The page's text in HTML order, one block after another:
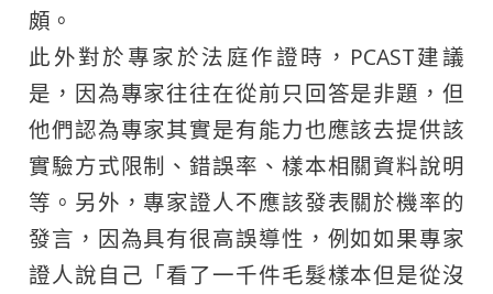
頗。
此外對於專家於法庭作證時，PCAST建議
是，因為專家往往在從前只回答是非題，但
他們認為專家其實是有能力也應該去提供該
實驗方式限制、錯誤率、樣本相關資料說明
等。另外，專家證人不應該發表關於機率的
發言，因為具有很高誤導性，例如如果專家
證人說自己「看了一千件毛髮樣本但是從沒